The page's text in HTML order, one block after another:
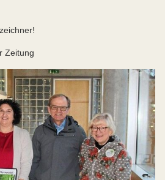
Zeitung